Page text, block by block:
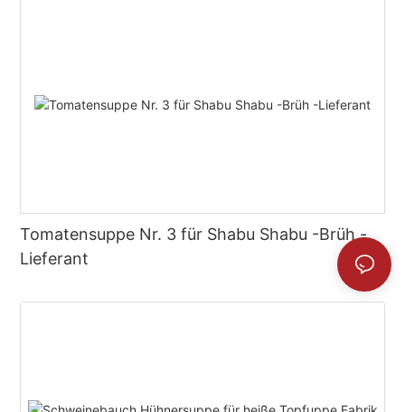
Tomatensuppe Nr. 3 für Shabu Shabu -Brüh -
Lieferant